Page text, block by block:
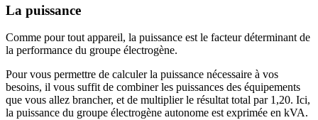
La puissance
Comme pour tout appareil, la puissance est le facteur déterminant de
la performance du groupe électrogène.
Pour vous permettre de calculer la puissance nécessaire à vos
besoins, il vous suffit de combiner les puissances des équipements
que vous allez brancher, et de multiplier le résultat total par 1,20. Ici,
la puissance du groupe électrogène autonome est exprimée en kVA.